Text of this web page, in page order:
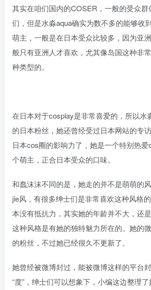
其实在咱们国内的COSER，一般的受众
们，但是水淼aqua确实为数不多的能够收
萌主，一般是在日本受众比较多，因为亚
般只有亚洲人才喜欢，尤其像岛国这种非
种类型的。
在日本对于cosplay是非常喜爱的，所以水
的日本粉丝，她还曾经受过日本网站的专
日本cos圈的影响力了，她是一个特别热
个萌主，正合日本受众的口味。
和蠢沫沫不同的是，她走的并不是萌萌的
jie风，有很多绅士们是非常喜欢这种风格
本没有抵抗力，其实她的年龄并不大，还
这种风格是有她的独特魅力所在的。她的
的粉丝，不过她已经很久不更新了。
她曾经被微博封过，能被微博这样的平台
“度”，绅士们可以想象下，小编这边整理